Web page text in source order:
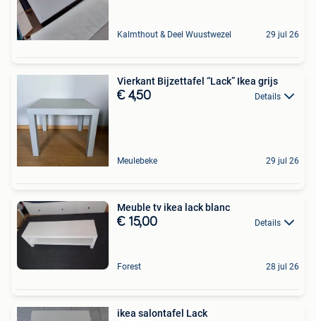
Kalmthout & Deel Wuustwezel 29 jul 26
Vierkant Bijzettafel “Lack” Ikea grijs
€ 4,50 Details
Meulebeke 29 jul 26
Meuble tv ikea lack blanc
€ 15,00 Details
Forest 28 jul 26
ikea salontafel Lack